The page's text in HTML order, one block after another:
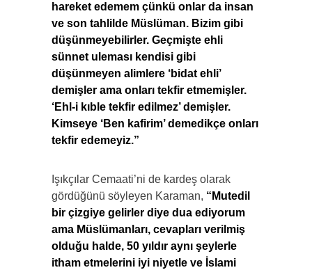
hareket edemem çünkü onlar da insan
ve son tahlilde Müslüman. Bizim gibi
düşünmeyebilirler. Geçmişte ehli
sünnet uleması kendisi gibi
düşünmeyen alimlere ‘bidat ehli’
demişler ama onları tekfir etmemişler.
‘Ehl-i kıble tekfir edilmez’ demişler.
Kimseye ‘Ben kafirim’ demedikçe onları
tekfir edemeyiz.”
Işıkçılar Cemaati’ni de kardeş olarak
gördüğünü söyleyen Karaman, “Mutedil
bir çizgiye gelirler diye dua ediyorum
ama Müslümanları, cevapları verilmiş
olduğu halde, 50 yıldır aynı şeylerle
itham etmelerini iyi niyetle ve İslami